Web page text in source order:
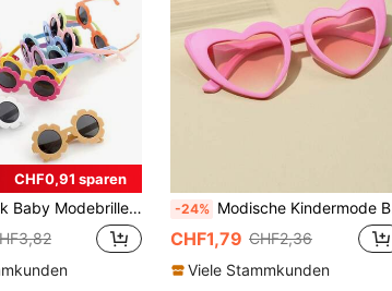
CHF0,91 sparen
Rahmen in Bonbonfarben, bequeme Modebrillen für Säuglinge und Kleinkinder, für Lässig, Urlaub und alltägliche Fotografie, 0-1 Jahre alt -24% Modische Kindermode Brillen mit Liebe Design
CHF1,79 CHF2,36
Viele Stammkunden